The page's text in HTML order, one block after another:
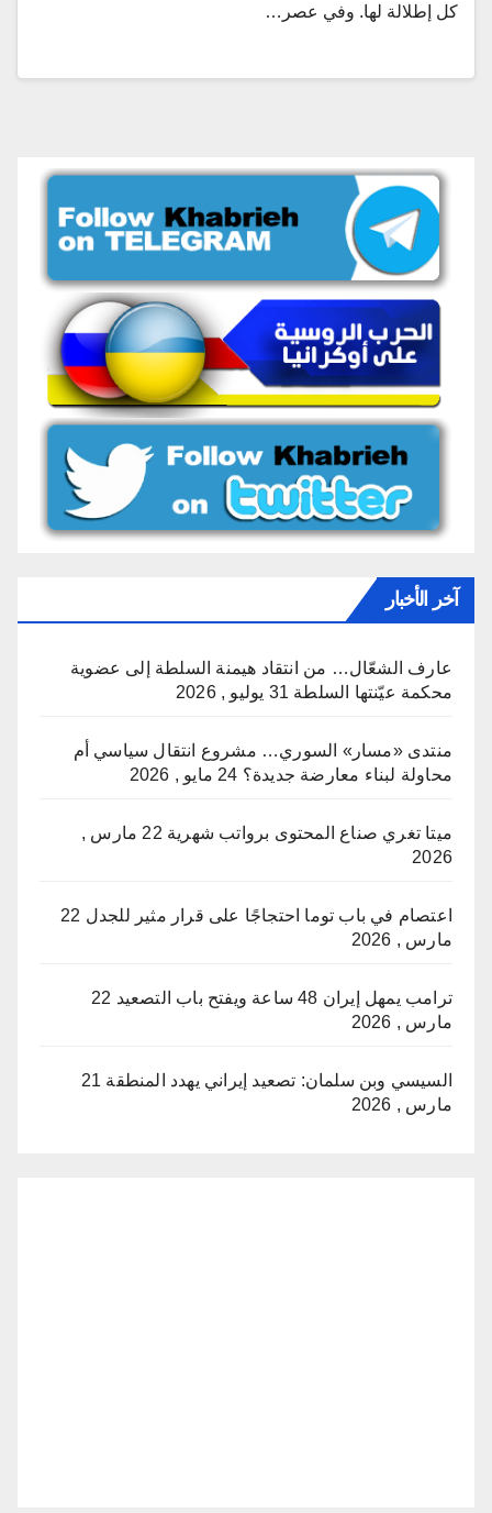
كل إطلالة لها. وفي عصر…
آخر الأخبار
عارف الشعّال… من انتقاد هيمنة السلطة إلى عضوية
محكمة عيّنتها السلطة 31 يوليو , 2026
منتدى «مسار» السوري… مشروع انتقال سياسي أم
محاولة لبناء معارضة جديدة؟ 24 مايو , 2026
ميتا تغري صناع المحتوى برواتب شهرية
22 مارس ,
2026
اعتصام في باب توما احتجاجًا على قرار مثير للجدل 22
مارس , 2026
ترامب يمهل إيران 48 ساعة ويفتح باب التصعيد
22
مارس , 2026
السيسي وبن سلمان: تصعيد إيراني يهدد المنطقة 21
مارس , 2026